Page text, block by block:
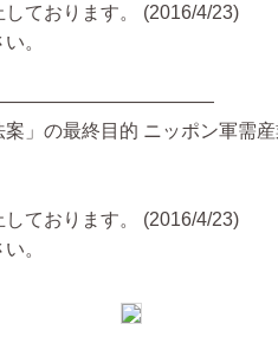
ております。 (2016/4/23)
。
」の最終目的 ニッポン軍需
ております。 (2016/4/23)
。